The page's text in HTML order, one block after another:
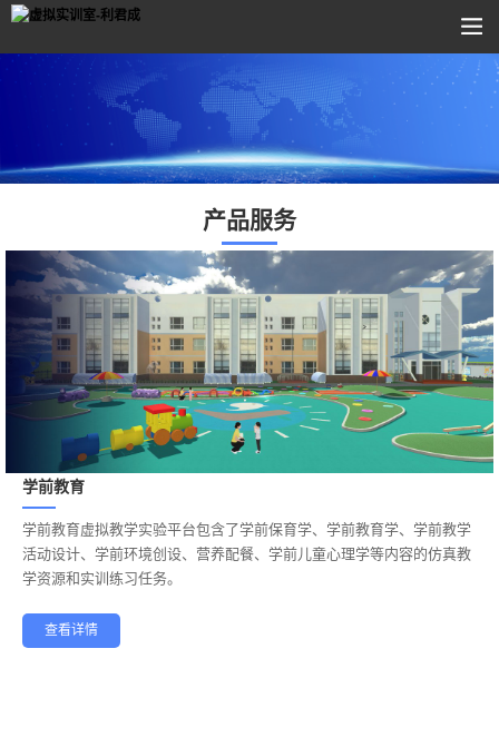
产品服务
学前教育
——
学前教育虚拟教学实验平台包含了学前保育学、学前教育学、学前教学
活动设计、学前环境创设、营养配餐、学前儿童心理学等内容的仿真教
学资源和实训练习任务。
查看详情